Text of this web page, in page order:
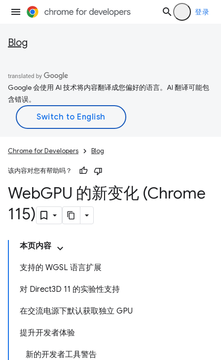
登录
Blog
Google 会使用 AI 技术将内容翻译成您偏好的语言。AI 翻译可能包
含错误。
Chrome for Developers Blog
该内容对您有帮助吗？
WebGPU 的新变化 (Chrome
115)
本页内容
支持的 WGSL 语言扩展
对 Direct3D 11 的实验性支持
在交流电源下默认获取独立 GPU
提升开发者体验
新的开发者工具警告